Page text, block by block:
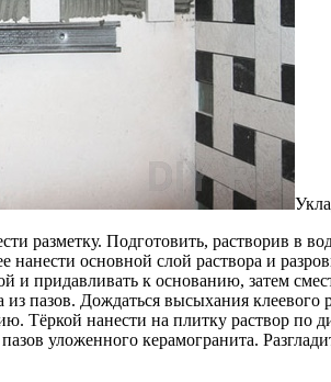
разметку. Подготовить, растворив в
основной слой раствора и
и придавливать к основанию, затем
пазов. Дождаться высыхания клеевого
Тёркой нанести на плитку раствор
уложенного керамогранита.